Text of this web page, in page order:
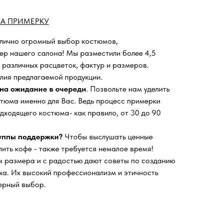
ПРИМЕРКУ
огромный выбор костюмов,
нашего салона! Мы разместили более 4,5
расцветок, фактур и размеров.
предлагаемой продукции.
ожидание в очереди. Позвольте нам уделить
именно для Вас. Ведь процесс примерки
костюма- как правило, от 30 до 90
поддержки? Чтобы выслушать ценные
кофе - также требуется немалое время!
размера и с радостью дают советы по созданию
Их высокий профессионализм и этичность
выбор.